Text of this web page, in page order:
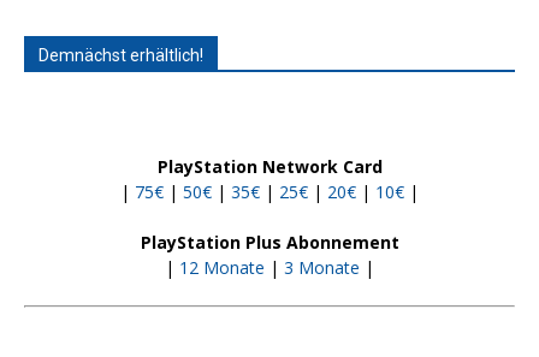
Demnächst erhältlich!
PlayStation Network Card
| 75€ | 50€ | 35€ | 25€ | 20€ | 10€ |
PlayStation Plus Abonnement
| 12 Monate | 3 Monate |